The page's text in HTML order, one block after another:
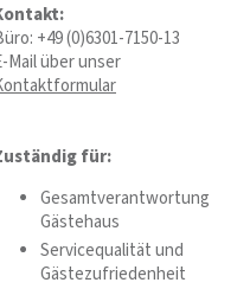
+49 (0)6301-7150-13
Mail über unser
für:
Gesamtverantwortung
Gästehaus
Servicequalität und
Gästezufriedenheit